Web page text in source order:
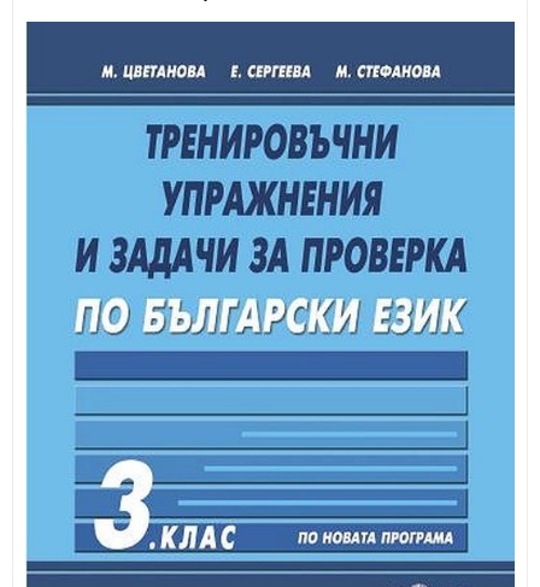
СПОРТ
МЕБЕЛИ И ОБОРУДВАНЕ
КАНЦЕЛАРСКИ МАТЕРИАЛИ
КНИГИ И УЧЕБНИЦИ
БДП
НОВИ
S.T.E.M.
ИНСТРУМЕНТИ